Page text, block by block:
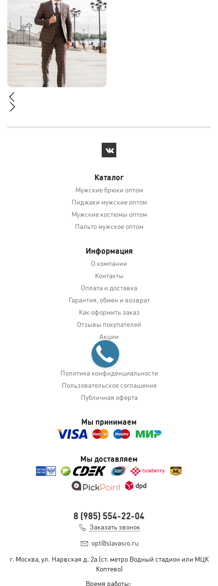
Каталог
Мужские брюки оптом
Пиджаки мужские оптом
Мужские костюмы оптом
Пальто мужское оптом
Информация
О компании
Контакты
Оплата и доставка
Гарантия, обмен и возврат
Как оформить заказ
Отзывы покупателей
Акции
Блог
Политика конфиденциальности
Пользовательское соглашение
Публичная оферта
Мы принимаем
Мы доставляем
8 (985) 554-22-04
Заказать звонок
opt@slavasio.ru
г. Москва, ул. Нарвская д. 2а(ст. метро Водный стадион или МЦК
Коптево)
Время работы: